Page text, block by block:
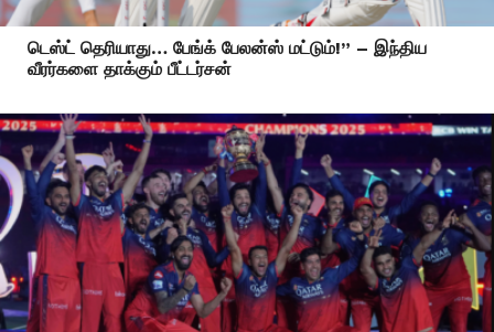
டெஸ்ட் தெரியாது… பேங்க் பேலன்ஸ் மட்டும்!” – இந்திய
வீரர்களை தாக்கும் பீட்டர்சன்